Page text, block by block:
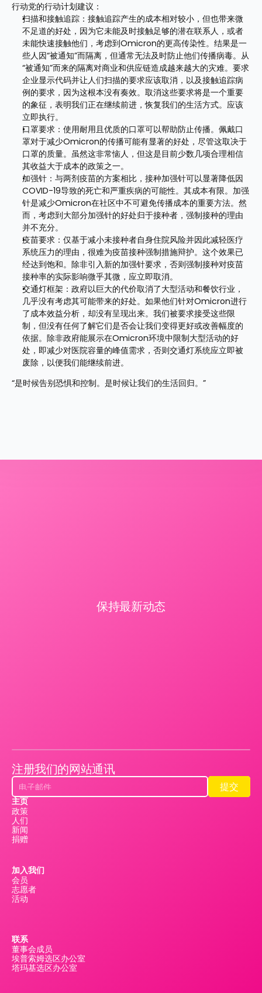
行动党的行动计划建议：
扫描和接触追踪：接触追踪产生的成本相对较小，但也带来微
不足道的好处，因为它未能及时接触足够的潜在联系人，或者
未能快速接触他们，考虑到Omicron的更高传染性。结果是一
些人因“被通知”而隔离，但通常无法及时防止他们传播病毒。从
“被通知”而来的隔离对商业和供应链造成越来越大的灾难。要求
企业显示代码并让人们扫描的要求应该取消，以及接触追踪病
例的要求，因为这根本没有奏效。取消这些要求将是一个重要
的象征，表明我们正在继续前进，恢复我们的生活方式。应该
立即执行。
口罩要求：使用耐用且优质的口罩可以帮助防止传播。佩戴口
罩对于减少Omicron的传播可能有显著的好处，尽管这取决于
口罩的质量。虽然这非常恼人，但这是目前少数几项合理相信
其收益大于成本的政策之一。
加强针：与两剂疫苗的方案相比，接种加强针可以显著降低因
COVID-19导致的死亡和严重疾病的可能性。其成本有限。加强
针是减少Omicron在社区中不可避免传播成本的重要方法。然
而，考虑到大部分加强针的好处归于接种者，强制接种的理由
并不充分。
疫苗要求：仅基于减小未接种者自身住院风险并因此减轻医疗
系统压力的理由，很难为疫苗接种强制措施辩护。这个效果已
经达到饱和。除非引入新的加强针要求，否则强制接种对疫苗
接种率的实际影响微乎其微，应立即取消。
交通灯框架：政府以巨大的代价取消了大型活动和餐饮行业，
几乎没有考虑其可能带来的好处。如果他们针对Omicron进行
了成本效益分析，却没有呈现出来。我们被要求接受这些限
制，但没有任何了解它们是否会让我们变得更好或改善幅度的
依据。除非政府能展示在Omicron环境中限制大型活动的好
处，即减少对医院容量的峰值需求，否则交通灯系统应立即被
废除，以便我们能继续前进。
“是时候告别恐惧和控制。是时候让我们的生活回归。”
保持最新动态
注册我们的网站通讯
提交
提交
主页
政策
人们
新闻
捐赠
加入我们
会员
志愿者
活动
联系
董事会成员
埃普索姆选区办公室
塔玛基选区办公室